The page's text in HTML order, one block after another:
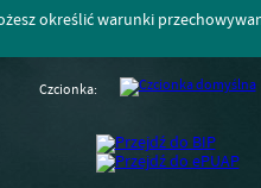
określić warunki
Czcionka: